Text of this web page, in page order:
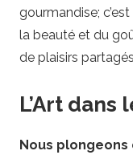
gourmandise;
la beauté et du
de plaisirs
L’Art dans
Nous